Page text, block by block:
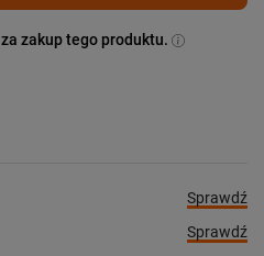
za zakup tego produktu.
Sprawdź
Sprawdź